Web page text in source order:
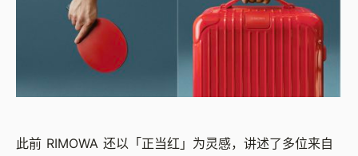
此前 RIMOWA 还以「正当红」为灵感，讲述了多位来自